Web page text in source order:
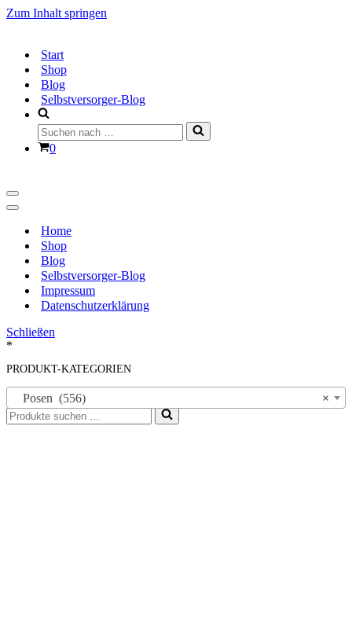
Zum Inhalt springen
Start
Shop
Blog
Selbstversorger-Blog
Suchen
nach …
Warenkorb
0
Navigationsmenü
Navigationsmenü
Home
Shop
Blog
Selbstversorger-Blog
Impressum
Datenschutzerklärung
Schließen
*
PRODUKT-KATEGORIEN
×
Posen (556)
Suchen
nach …